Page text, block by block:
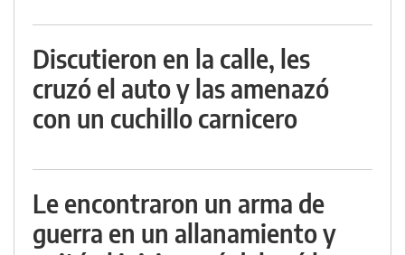
Discutieron en la calle, les
cruzó el auto y las amenazó
con un cuchillo carnicero
Le encontraron un arma de
guerra en un allanamiento y